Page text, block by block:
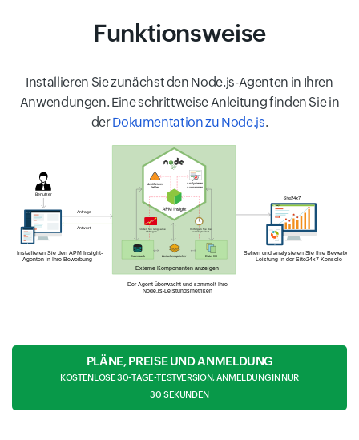
Funktionsweise
Installieren Sie zunächst den Node.js-Agenten in Ihren
Anwendungen. Eine schrittweise Anleitung finden Sie in
derDokumentation zu Node.js.
PLÄNE, PREISE UND ANMELDUNG
KOSTENLOSE 30-TAGE-TESTVERSION, ANMELDUNG IN NUR
30 SEKUNDEN